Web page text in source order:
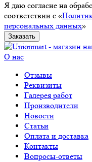
Я даю согласие на
соответствии с «
персональных данных»
Заказать
О нас
Отзывы
Реквизиты
Галерея работ
Производители
Новости
Статьи
Оплата и доставка
Контакты
Вопросы-ответы